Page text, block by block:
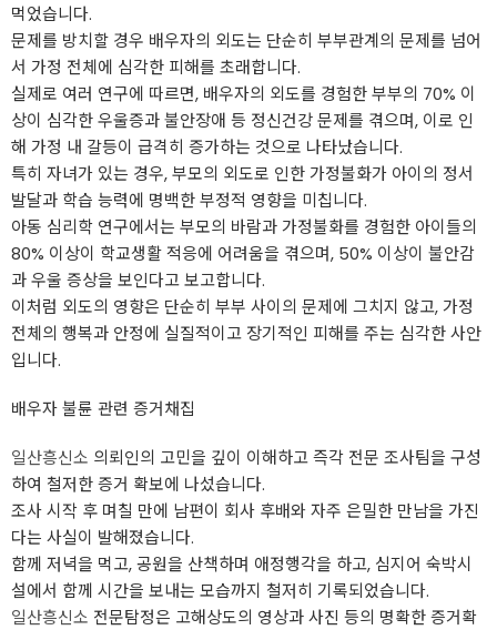
먹었습니다.
문제를 방치할 경우 배우자의 외도는 단순히 부부관계의 문제를 넘어
서 가정 전체에 심각한 피해를 초래합니다.
실제로 여러 연구에 따르면, 배우자의 외도를 경험한 부부의 70% 이
상이 심각한 우울증과 불안장애 등 정신건강 문제를 겪으며, 이로 인
해 가정 내 갈등이 급격히 증가하는 것으로 나타났습니다.
특히 자녀가 있는 경우, 부모의 외도로 인한 가정불화가 아이의 정서
발달과 학습 능력에 명백한 부정적 영향을 미칩니다.
아동 심리학 연구에서는 부모의 바람과 가정불화를 경험한 아이들의
80% 이상이 학교생활 적응에 어려움을 겪으며, 50% 이상이 불안감
과 우울 증상을 보인다고 보고합니다.
이처럼 외도의 영향은 단순히 부부 사이의 문제에 그치지 않고, 가정
전체의 행복과 안정에 실질적이고 장기적인 피해를 주는 심각한 사안
입니다.
배우자 불륜 관련 증거채집
일산흥신소 의뢰인의 고민을 깊이 이해하고 즉각 전문 조사팀을 구성
하여 철저한 증거 확보에 나섰습니다.
조사 시작 후 며칠 만에 남편이 회사 후배와 자주 은밀한 만남을 가진
다는 사실이 발해졌습니다.
함께 저녁을 먹고, 공원을 산책하며 애정행각을 하고, 심지어 숙박시
설에서 함께 시간을 보내는 모습까지 철저히 기록되었습니다.
일산흥신소 전문탐정은 고해상도의 영상과 사진 등의 명확한 증거확